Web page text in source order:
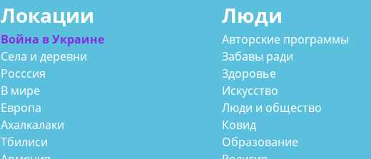
Локации
Война в Украине
Села и деревни
Росссия
В мире
Европа
Ахалкалаки
Тбилиси
Люди
Авторские программы
Забавы ради
Здоровье
Искусство
Люди и общество
Ковид
Образование